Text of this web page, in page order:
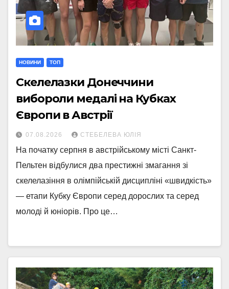
НОВИНИ ТОП
Скелелазки Донеччини
вибороли медалі на Кубках
Європи в Австрії
07.08.2026 СТЕБЕЛЕВА ЮЛІЯ
На початку серпня в австрійському місті Санкт-
Пельтен відбулися два престижні змагання зі
скелелазіння в олімпійській дисципліні «швидкість»
— етапи Кубку Європи серед дорослих та серед
молоді й юніорів. Про це…